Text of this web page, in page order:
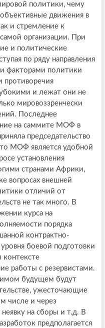
политики, чему
движения в
и стремление к
организации. При
и политические
по ряду направления
факторами политики
противоречия
и лежат они не
мировоззренчески
Последнее
на саммите МОФ в
председательство
МОФ является удобной
установления
странами Африки,
вопросах внешней
отличий от
не так много. В
курса на
порядка
контрактно-
боевой подготовки
работы с резервистами.
будущем будут
ужесточающие
числе и через
на сборы и т.д. В
предполагается